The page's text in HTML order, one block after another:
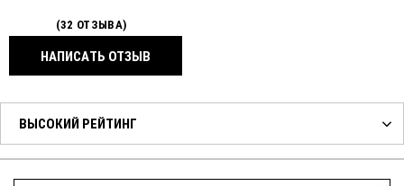
32 ОТЗЫВА
НАПИСАТЬ ОТЗЫВ